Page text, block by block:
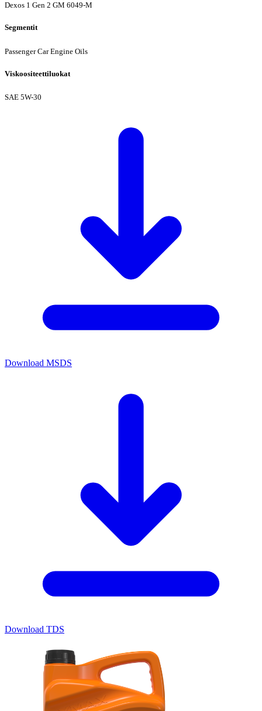
Dexos 1 Gen 2 GM 6049-M
Segmentit
Passenger Car Engine Oils
Viskoositeettiluokat
SAE 5W-30
Download MSDS
Download TDS